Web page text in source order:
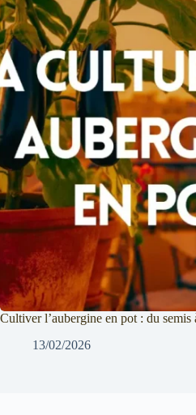
Cultiver l’aubergine en pot : du semis
13/02/2026